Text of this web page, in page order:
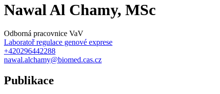
Nawal Al Chamy, MSc
Odborná pracovnice VaV
Laboratoř regulace genové exprese
+420296442288
nawal.alchamy@biomed.cas.cz
Publikace